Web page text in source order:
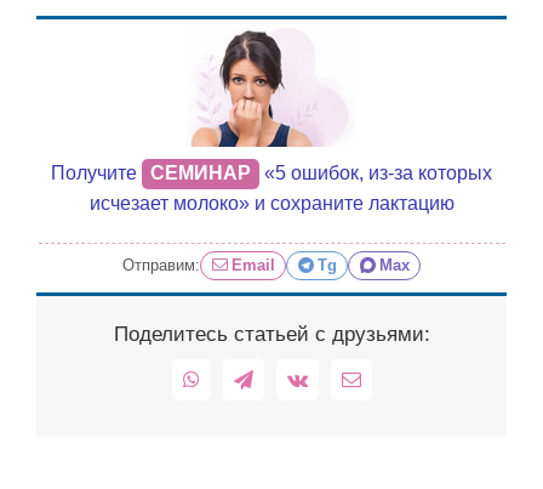
Получите СЕМИНАР
«5 ошибок, из-за которых
исчезает молоко» и сохраните лактацию
Отправим: Email Tg Max
Поделитесь статьей с друзьями:
WhatsAppTelegram
Vk Email